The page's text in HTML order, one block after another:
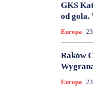
GKS
od gola.
Europa
Raków
Europa